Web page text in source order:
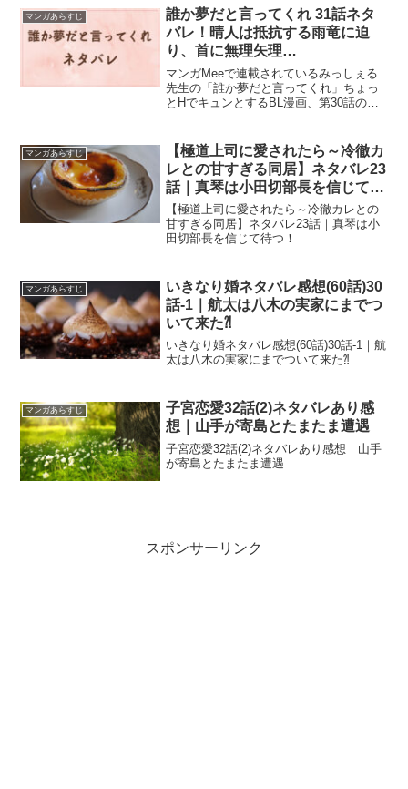
マンガあらすじ
誰か夢だと言ってくれ 31話ネタ
バレ！晴人は抵抗する雨竜に迫
り、首に無理矢理…
マンガMeeで連載されているみっしぇる
先生の「誰か夢だと言ってくれ」ちょっ
とHでキュンとするBL漫画、第30話のネ
えていないことが気になって、校門で待
ち伏せしていたのだった。
マンガあらすじ
【極道上司に愛されたら～冷徹カ
レとの甘すぎる同居】ネタバレ23
話｜真琴は小田切部長を信じて待
つ！
【極道上司に愛されたら～冷徹カレとの
甘すぎる同居】ネタバレ23話｜真琴は小
田切部長を信じて待つ！
マンガあらすじ
いきなり婚ネタバレ感想(60話)30
話-1｜航太は八木の実家にまでつ
いて来た⁈
いきなり婚ネタバレ感想(60話)30話-1｜航
太は八木の実家にまでついて来た⁈
マンガあらすじ
子宮恋愛32話(2)ネタバレあり感
想｜山手が寄島とたまたま遭遇
子宮恋愛32話(2)ネタバレあり感想｜山手
が寄島とたまたま遭遇
スポンサーリンク